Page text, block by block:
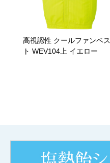
高視認性 クールファンベス
ト WEV104上 イエロー